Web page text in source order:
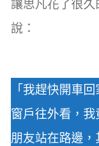
讓思凡花了很
說：
「我趕快開車
窗戶往外看，
朋友站在路邊